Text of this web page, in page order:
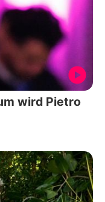
wird Pietro